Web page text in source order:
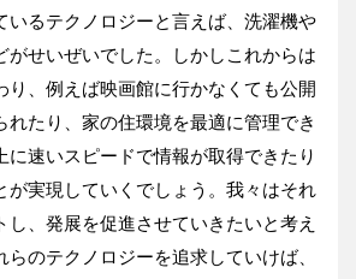
いるテクノロジーと言えば、洗濯機や
がせいぜいでした。しかしこれからは
り、例えば映画館に行かなくても公開
れたり、家の住環境を最適に管理でき
に速いスピードで情報が取得できたり
が実現していくでしょう。我々はそれ
し、発展を促進させていきたいと考え
のテクノロジーを追求していけば、